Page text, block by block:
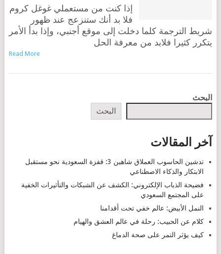
إذا كنت من مستعملي غوغل كروم
فلا بد أنك ستنزعج عند ظهور
شريط الترجمة كلما دخلت إلى موقع أجنبي، وإذا بدأ الأمر
يتكرر كثيرا فلابد من معرفة الحل
Read More
POSTS
البحث
البحث
آخر المقالات
تدشين الحاسوب العملاق شاهين 3: قفزة السعودية نحو مستقبل
الابتكار والذكاء الاصطناعي
فضيحة الذباب الإلكتروني: الكشف عن الشبكات والتأثيرات الخفية
على المجتمع السعودي
النمل الأبيض: عالم خفي تحت أقدامنا
كلام عن الحبيب: رحلة في عالم العشق والهيام
كيف يؤثر التمر على صحة الدماغ